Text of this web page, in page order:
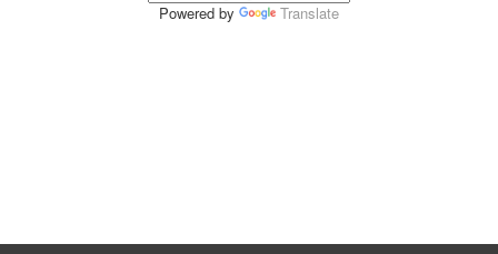
Powered by Translate